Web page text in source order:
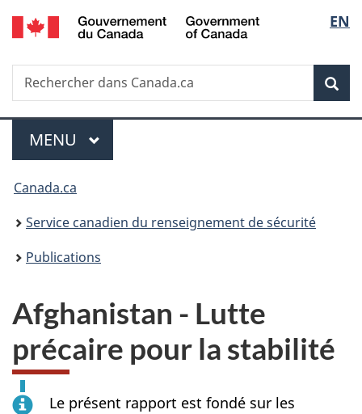
Passer
au
principal
Passer
à
Au
du
Passer
à
version
simplifiée
de
la
EN
Recherche
Rechercher
dans
Menu
MENU PRINCIPAL
Vous
êtes
ici :
Canada.ca
Service canadien du renseignement de sécurité
Publications
Afghanistan - Lutte
précaire pour la stabilité
Le présent rapport est fondé sur les